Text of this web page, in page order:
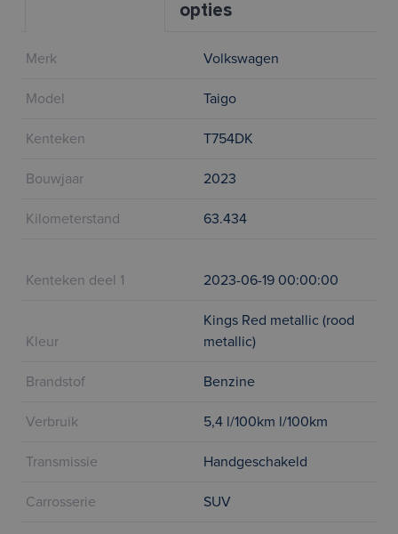
opties
Merk Volkswagen
Model Taigo
Kenteken T754DK
Bouwjaar 2023
Kilometerstand 63.434
Kenteken deel 1 2023-06-19 00:00:00
Kleur
Kings Red metallic (rood
metallic)
Brandstof Benzine
Verbruik 5,4 l/100km l/100km
Transmissie Handgeschakeld
Carrosserie SUV